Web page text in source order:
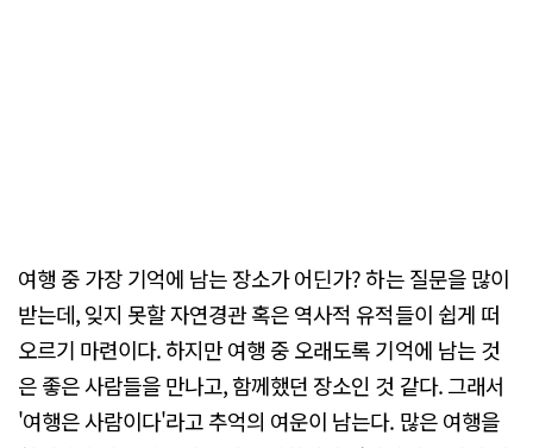
여행 중 가장 기억에 남는 장소가 어딘가? 하는 질문을 많이
받는데, 잊지 못할 자연경관 혹은 역사적 유적들이 쉽게 떠
오르기 마련이다. 하지만 여행 중 오래도록 기억에 남는 것
은 좋은 사람들을 만나고, 함께했던 장소인 것 같다. 그래서
'여행은 사람이다'라고 추억의 여운이 남는다. 많은 여행을